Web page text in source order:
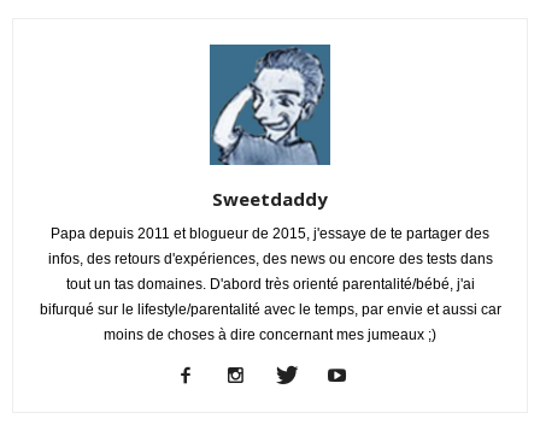
Sweetdaddy
Papa depuis 2011 et blogueur de 2015, j'essaye de te partager des
infos, des retours d'expériences, des news ou encore des tests dans
tout un tas domaines. D'abord très orienté parentalité/bébé, j'ai
bifurqué sur le lifestyle/parentalité avec le temps, par envie et aussi car
moins de choses à dire concernant mes jumeaux ;)